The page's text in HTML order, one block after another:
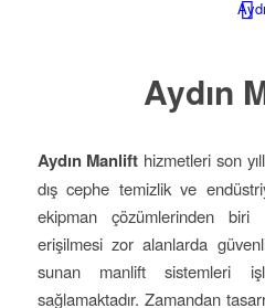
Aydın
Aydın Manlift hizmetleri son
dış cephe temizlik ve
ekipman çözümlerinden biri
erişilmesi zor alanlarda
sunan manlift sistemleri
sağlamaktadır. Zamandan